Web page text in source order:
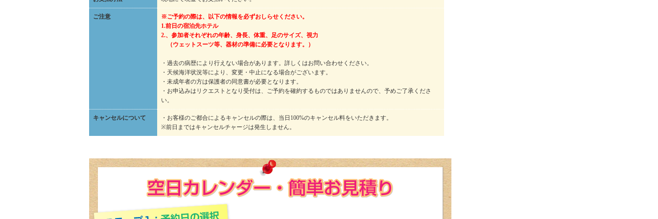
ご注意
※ご予約の際は、以下の情報を必ずおしらせください。
1.前日の宿泊先ホテル
2.、参加者それぞれの年齢、身長、体重、足のサイズ、視力
（ウェットスーツ等、器材の準備に必要となります。）
・過去の病歴により行えない場合があります。詳しくはお問い合わせください。
・天候海洋状況等により、変更・中止になる場合がございます。
・未成年者の方は保護者の同意書が必要となります。
・お申込みはリクエストとなり受付は、ご予約を確約するものではありませんので、予めご了承くださ
い。
キャンセルについて
・お客様のご都合によるキャンセルの際は、当日100%のキャンセル料をいただきます。
※前日まではキャンセルチャージは発生しません。